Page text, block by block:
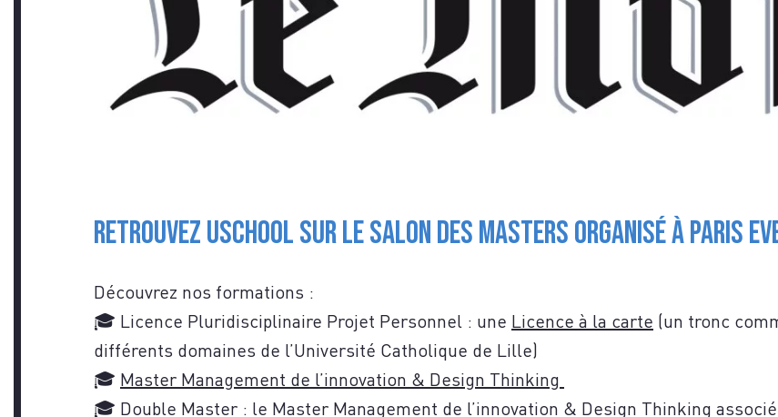
VOUS
Retrouvez USCHOOL sur le salon des Masters organisé à Paris
Découvrez nos formations :
🎓 Licence Pluridisciplinaire Projet Personnel : une Licence à la carte (un tronc
différents domaines de l’Université Catholique de Lille)
🎓 Master Management de l’innovation & Design Thinking
🎓 Double Master : le Master Management de l’innovation & Design Thinking